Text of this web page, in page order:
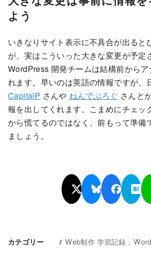
よう
いきなりサイト表示に不具合が出ると
が、実はこういった大きな変更が予定
WordPress 開発チームは結構前からア
れます。早いのは英語の情報ですが、
CapitalP さんや ねんでぶろぐ さんと
報を出してくれます。こまめにチェッ
から慌てるのではなく、前もって準備
ましょう。
カテゴリー Web制作 学習記録